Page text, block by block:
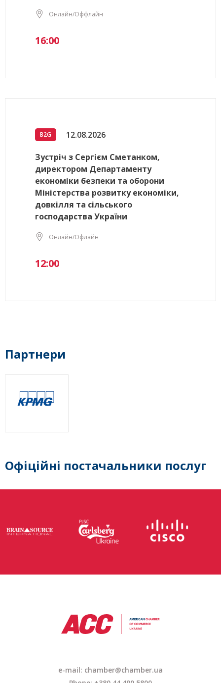
Онлайн/Оффлайн
16:00
B2G 12.08.2026
Зустріч з Сергієм Сметанком,
директором Департаменту
економіки безпеки та оборони
Міністерства розвитку економіки,
довкілля та сільського
господарства України
Онлайн/Офлайн
12:00
Партнери
Офіційні постачальники послуг
e-mail: chamber@chamber.ua